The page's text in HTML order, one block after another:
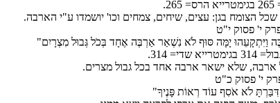
י' פסוק י"ט
וַיִּתְקָעֵהוּ יָמָּה סּוּף לֹא נִשְׁאַר אַרְבֶּה אֶחָד בְּכֹל גְּבוּל מִצְרָיִם"
314.
ארבה, שלא ישאר ארבה אחד בכל גבול מצרים.
י' פסוק כ"ט
לֹא אֹסִף עוֹד רְאוֹת פָּנֶיךָ"